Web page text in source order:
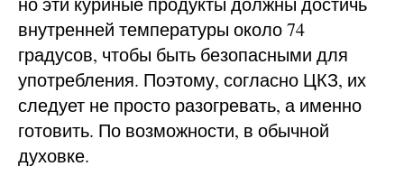
внутренней температуры около 74
градусов, чтобы быть безопасными для
употребления. Поэтому, согласно ЦКЗ, их
следует не просто разогревать, а именно
готовить. По возможности, в обычной
духовке.